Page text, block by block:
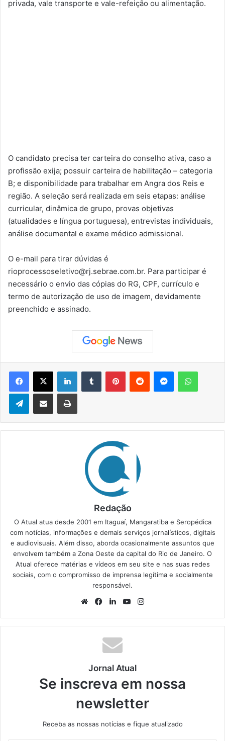
privada, vale transporte e vale-refeição ou alimentação.
O candidato precisa ter carteira do conselho ativa, caso a
profissão exija; possuir carteira de habilitação – categoria
B; e disponibilidade para trabalhar em Angra dos Reis e
região. A seleção será realizada em seis etapas: análise
curricular, dinâmica de grupo, provas objetivas
(atualidades e língua portuguesa), entrevistas individuais,
análise documental e exame médico admissional.
O e-mail para tirar dúvidas é
rioprocessoseletivo@rj.sebrae.com.br. Para participar é
necessário o envio das cópias do RG, CPF, currículo e
termo de autorização de uso de imagem, devidamente
preenchido e assinado.
Telegram
Redação
O Atual atua desde 2001 em Itaguaí, Mangaratiba e Seropédica
com notícias, informações e demais serviços jornalísticos, digitais
e audiovisuais. Além disso, aborda ocasionalmente assuntos que
envolvem também a Zona Oeste da capital do Rio de Janeiro. O
Atual oferece matérias e vídeos em seu site e nas suas redes
sociais, com o compromisso de imprensa legítima e socialmente
responsável.
We
te
Fa
bo
ok
Lin
din
Yo
ub
ra
Jornal Atual
Se inscreva em nossa
newsletter
Receba as nossas notícias e fique atualizado